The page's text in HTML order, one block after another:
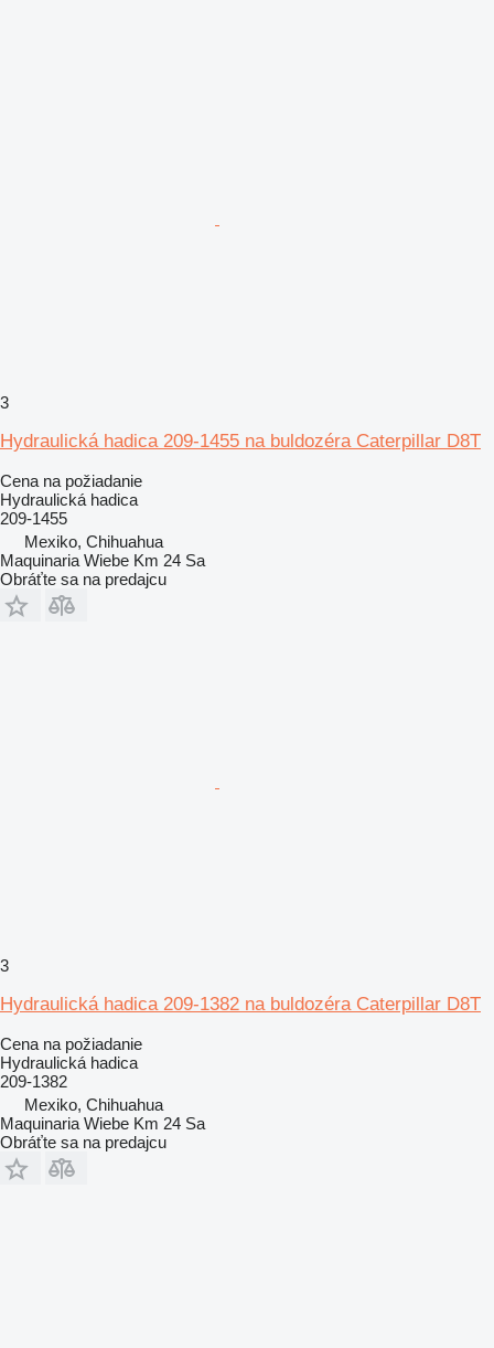
3
Hydraulická hadica 209-1455 na buldozéra Caterpillar D8T
Cena na požiadanie
Hydraulická hadica
209-1455
Mexiko, Chihuahua
Maquinaria Wiebe Km 24 Sa
Obráťte sa na predajcu
3
Hydraulická hadica 209-1382 na buldozéra Caterpillar D8T
Cena na požiadanie
Hydraulická hadica
209-1382
Mexiko, Chihuahua
Maquinaria Wiebe Km 24 Sa
Obráťte sa na predajcu